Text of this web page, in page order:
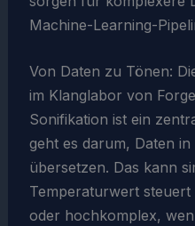
Machine-Learning-
Von Daten zu Tönen:
im Klanglabor von
Sonifikation ist ein
geht es darum, Daten
übersetzen. Das kann
Temperaturwert
oder hochkomplex,